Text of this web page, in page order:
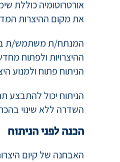
במיקום ההיצרות,
מהלך הניתוח
אורטרוטומיה כוללת
את מקום ההיצרות
המנתח/ת משתמש/ת
ההיצרויות ולפתוח
הניתוח פתוח ולמנוע
השדרה ללא שינוי בהכרה).